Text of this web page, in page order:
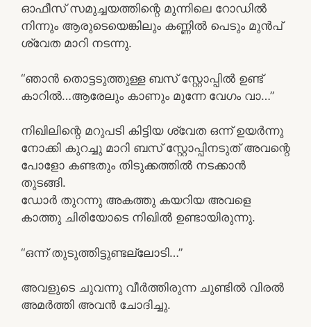
ഓഫീസ് സമുച്ചയത്തിന്റെ മുന്നിലെ റോഡിൽ
നിന്നും ആരുടെയെങ്കിലും കണ്ണിൽ പെടും മുൻപ്
ശ്വേത മാറി നടന്നു.
“ഞാൻ തൊട്ടടുത്തുള്ള ബസ് സ്റ്റോപ്പിൽ ഉണ്ട്
കാറിൽ…ആരേലും കാണും മുന്നേ വേഗം വാ…”
നിഖിലിന്റെ മറുപടി കിട്ടിയ ശ്വേത ഒന്ന് ഉയർന്നു
നോക്കി കുറച്ചു മാറി ബസ് സ്റ്റോപ്പിനടുത് അവന്റെ
പോളോ കണ്ടതും തിടുക്കത്തിൽ നടക്കാൻ
തുടങ്ങി.
ഡോർ തുറന്നു അകത്തു കയറിയ അവളെ
കാത്തു ചിരിയോടെ നിഖിൽ ഉണ്ടായിരുന്നു.
“ഒന്ന് തുടുത്തിട്ടുണ്ടല്ലോടി…”
അവളുടെ ചുവന്നു വീർത്തിരുന്ന ചുണ്ടിൽ വിരൽ
അമർത്തി അവൻ ചോദിച്ചു.